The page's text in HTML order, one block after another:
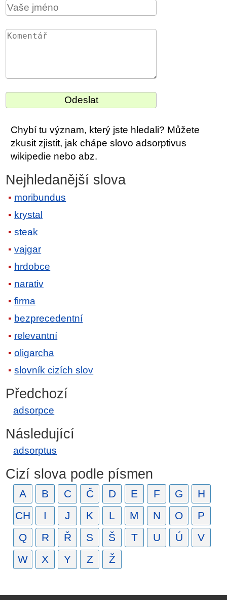
Chybí tu význam, který jste hledali? Můžete
zkusit zjistit, jak chápe slovo adsorptivus
wikipedie nebo abz.
Nejhledanější slova
moribundus
krystal
steak
vajgar
hrdobce
narativ
firma
bezprecedentní
relevantní
oligarcha
slovník cizích slov
Předchozí
adsorpce
Následující
adsorptus
Cizí slova podle písmen
A B C Č D E F G
H
CH
I J K L M N O
P
Q
R Ř S Š T U Ú
V
W
X Y Z Ž